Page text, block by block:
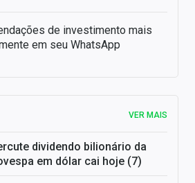
de investimento mais
em seu WhatsApp
VER MAIS
dividendo bilionário da
em dólar cai hoje (7)